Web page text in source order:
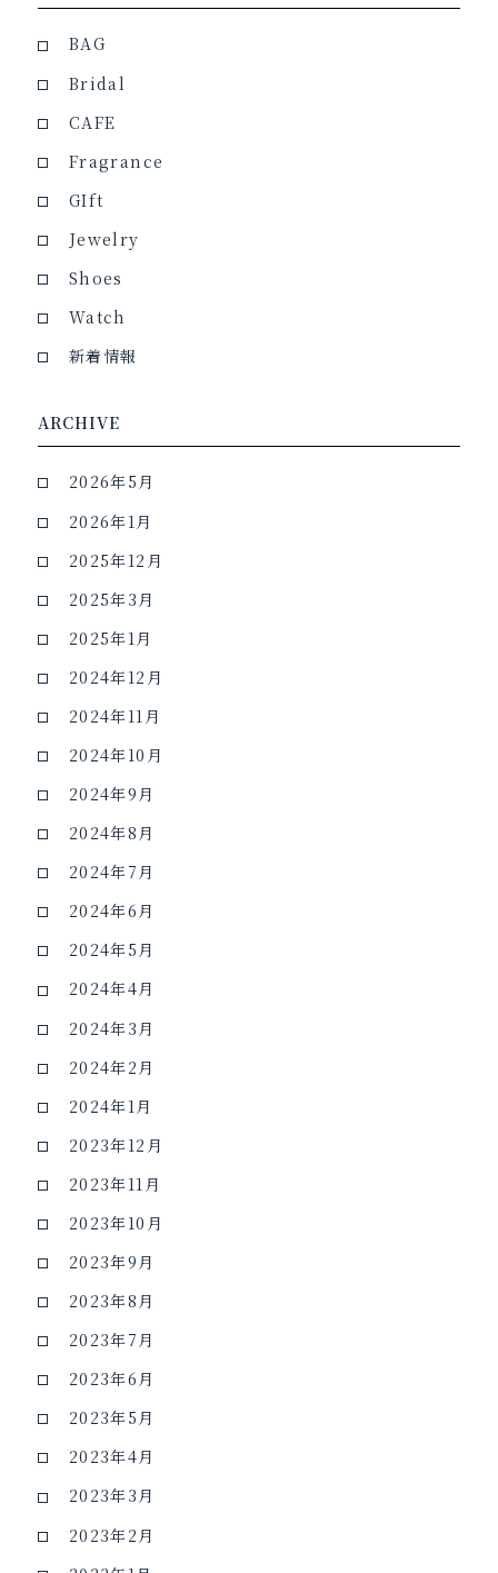
BAG
Bridal
CAFE
Fragrance
GIft
Jewelry
Shoes
Watch
新着情報
ARCHIVE
2026年5月
2026年1月
2025年12月
2025年3月
2025年1月
2024年12月
2024年11月
2024年10月
2024年9月
2024年8月
2024年7月
2024年6月
2024年5月
2024年4月
2024年3月
2024年2月
2024年1月
2023年12月
2023年11月
2023年10月
2023年9月
2023年8月
2023年7月
2023年6月
2023年5月
2023年4月
2023年3月
2023年2月